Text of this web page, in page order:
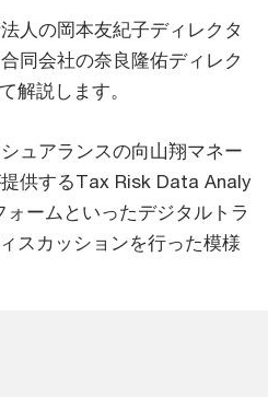
人の岡本友紀子ディレクタ
同会社の奈良隆佑ディレク
解説します。
ュアランスの向山翔マネー
供するTax Risk Data Analy
ームといったデジタルトラ
スカッションを行った模様